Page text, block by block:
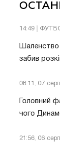
14:49 |
Шаленство
забив
08:11, 07
Головний
чого
21:56, 06